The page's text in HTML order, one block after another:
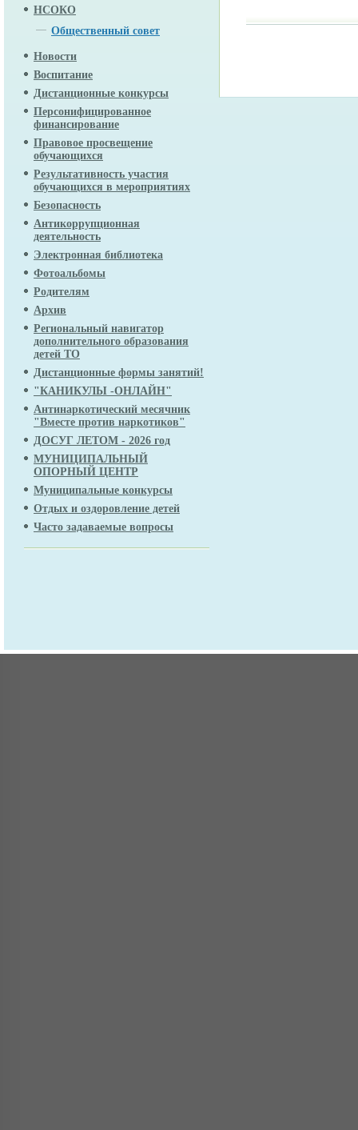
НСОКО
Общественный совет
Новости
Воспитание
Дистанционные конкурсы
Персонифицированное
финансирование
Правовое просвещение
обучающихся
Результативность участия
обучающихся в мероприятиях
Безопасность
Антикоррупционная
деятельность
Электронная библиотека
Фотоальбомы
Родителям
Архив
Региональный навигатор
дополнительного образования
детей ТО
Дистанционные формы занятий!
"КАНИКУЛЫ -ОНЛАЙН"
Антинаркотический месячник
"Вместе против наркотиков"
ДОСУГ ЛЕТОМ - 2026 год
МУНИЦИПАЛЬНЫЙ
ОПОРНЫЙ ЦЕНТР
Муниципальные конкурсы
Отдых и оздоровление детей
Часто задаваемые вопросы